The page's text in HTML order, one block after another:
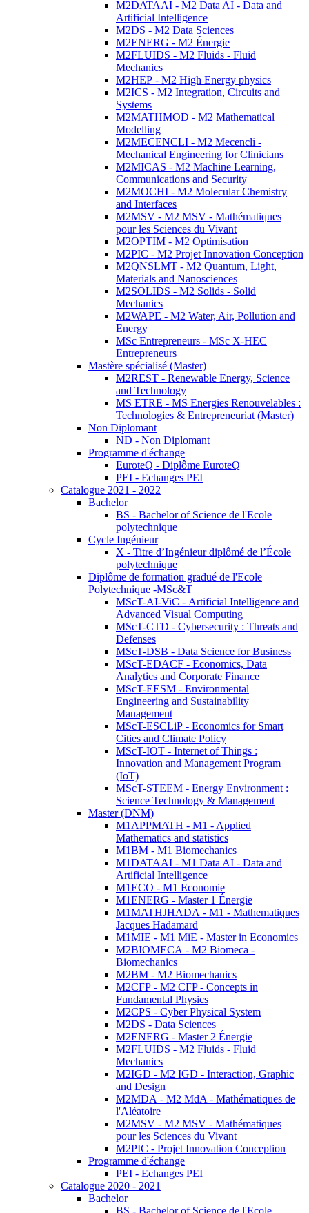
M2DATAAI - M2 Data AI - Data and
Artificial Intelligence
M2DS - M2 Data Sciences
M2ENERG - M2 Énergie
M2FLUIDS - M2 Fluids - Fluid
Mechanics
M2HEP - M2 High Energy physics
M2ICS - M2 Integration, Circuits and
Systems
M2MATHMOD - M2 Mathematical
Modelling
M2MECENCLI - M2 Mecencli -
Mechanical Engineering for Clinicians
M2MICAS - M2 Machine Learning,
Communications and Security
M2MOCHI - M2 Molecular Chemistry
and Interfaces
M2MSV - M2 MSV - Mathématiques
pour les Sciences du Vivant
M2OPTIM - M2 Optimisation
M2PIC - M2 Projet Innovation Conception
M2QNSLMT - M2 Quantum, Light,
Materials and Nanosciences
M2SOLIDS - M2 Solids - Solid
Mechanics
M2WAPE - M2 Water, Air, Pollution and
Energy
MSc Entrepreneurs - MSc X-HEC
Entrepreneurs
Mastère spécialisé (Master)
M2REST - Renewable Energy, Science
and Technology
MS ETRE - MS Energies Renouvelables :
Technologies & Entrepreneuriat (Master)
Non Diplomant
ND - Non Diplomant
Programme d'échange
EuroteQ - Diplôme EuroteQ
PEI - Echanges PEI
Catalogue 2021 - 2022
Bachelor
BS - Bachelor of Science de l'Ecole
polytechnique
Cycle Ingénieur
X - Titre d’Ingénieur diplômé de l’École
polytechnique
Diplôme de formation gradué de l'Ecole
Polytechnique -MSc&T
MScT-AI-ViC - Artificial Intelligence and
Advanced Visual Computing
MScT-CTD - Cybersecurity : Threats and
Defenses
MScT-DSB - Data Science for Business
MScT-EDACF - Economics, Data
Analytics and Corporate Finance
MScT-EESM - Environmental
Engineering and Sustainability
Management
MScT-ESCLiP - Economics for Smart
Cities and Climate Policy
MScT-IOT - Internet of Things :
Innovation and Management Program
(IoT)
MScT-STEEM - Energy Environment :
Science Technology & Management
Master (DNM)
M1APPMATH - M1 - Applied
Mathematics and statistics
M1BM - M1 Biomechanics
M1DATAAI - M1 Data AI - Data and
Artificial Intelligence
M1ECO - M1 Economie
M1ENERG - Master 1 Énergie
M1MATHJHADA - M1 - Mathematiques
Jacques Hadamard
M1MIE - M1 MiE - Master in Economics
M2BIOMECA - M2 Biomeca -
Biomechanics
M2BM - M2 Biomechanics
M2CFP - M2 CFP - Concepts in
Fundamental Physics
M2CPS - Cyber Physical System
M2DS - Data Sciences
M2ENERG - Master 2 Énergie
M2FLUIDS - M2 Fluids - Fluid
Mechanics
M2IGD - M2 IGD - Interaction, Graphic
and Design
M2MDA - M2 MdA - Mathématiques de
l'Aléatoire
M2MSV - M2 MSV - Mathématiques
pour les Sciences du Vivant
M2PIC - Projet Innovation Conception
Programme d'échange
PEI - Echanges PEI
Catalogue 2020 - 2021
Bachelor
BS - Bachelor of Science de l'Ecole